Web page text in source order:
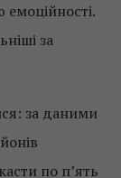
за
за даними
по п’ять